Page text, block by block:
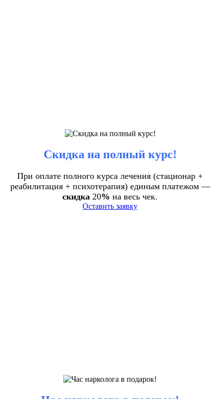
Скидка на полный курс!
При оплате полного курса лечения (стационар +
реабилитация + психотерапия) единым платежом —
скидка 20% на весь чек.
Оставить заявку